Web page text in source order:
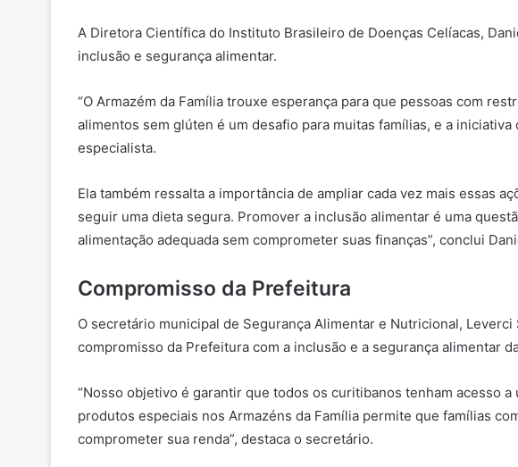
A Diretora Científica do Instituto Brasileiro de Doenças Celíacas,
inclusão e segurança alimentar.
“O Armazém da Família trouxe esperança para que pessoas com
alimentos sem glúten é um desafio para muitas famílias, e a
especialista.
Ela também ressalta a importância de ampliar cada vez mais essas
seguir uma dieta segura. Promover a inclusão alimentar é uma
alimentação adequada sem comprometer suas finanças”, conclui
Compromisso da Prefeitura
O secretário municipal de Segurança Alimentar e Nutricional,
compromisso da Prefeitura com a inclusão e a segurança alimentar
“Nosso objetivo é garantir que todos os curitibanos tenham acesso
produtos especiais nos Armazéns da Família permite que famílias
comprometer sua renda”, destaca o secretário.